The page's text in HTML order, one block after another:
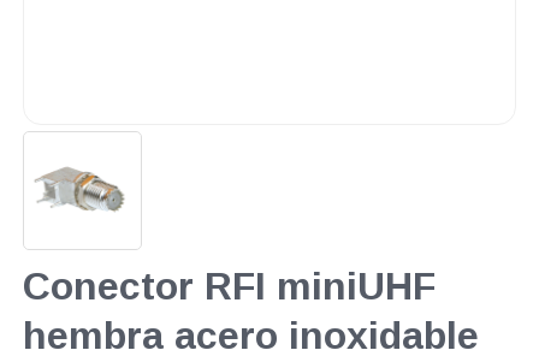
Conector RFI miniUHF
hembra acero inoxidable